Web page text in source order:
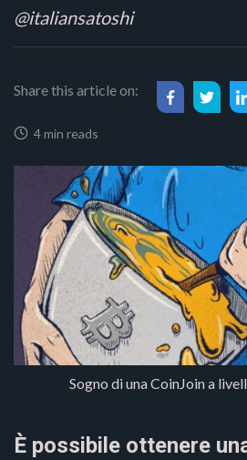
@italiansatoshi
Share this article on:
4 min reads
Sogno di una CoinJoin a
È possibile ottenere